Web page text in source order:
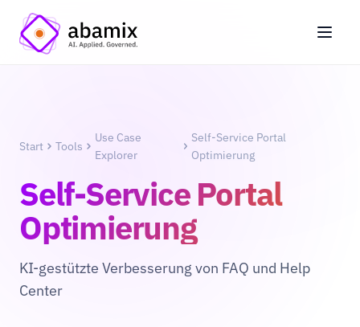
Start Tools
Use Case
Explorer
Self-Service Portal
Optimierung
Self-Service Portal
Optimierung
KI-gestützte Verbesserung von FAQ und Help
Center